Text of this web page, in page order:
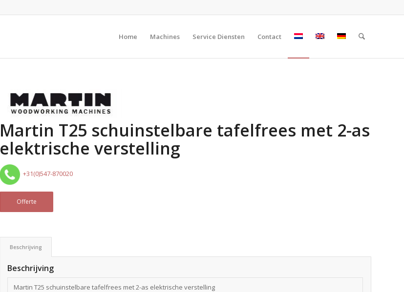
Home Machines Service Diensten Contact
Martin T25 schuinstelbare tafelfrees met 2-as
elektrische verstelling
+31(0)547-870020
Offerte
Beschrijving
Beschrijving
Martin T25 schuinstelbare tafelfrees met 2-as elektrische verstelling